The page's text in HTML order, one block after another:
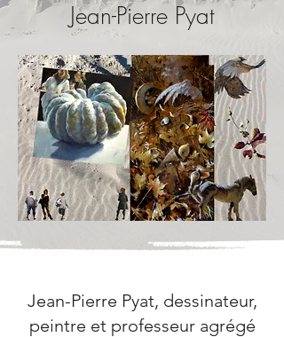
Jean-Pierre Pyat
Jean-Pierre Pyat, dessinateur,
peintre et professeur agrégé